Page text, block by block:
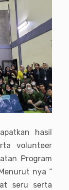
hasil
volunteer
Program
nya “
seru serta